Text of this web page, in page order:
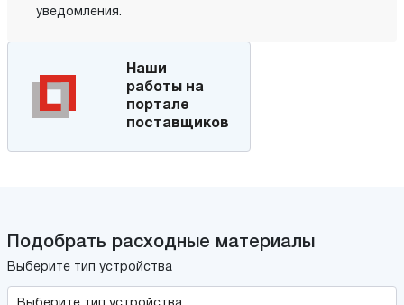
уведомления.
Наши
работы на
портале
поставщиков
Подобрать расходные материалы
Выберите тип устройства